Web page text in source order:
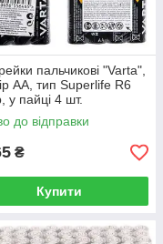
пальчикові "Varta",
AA, тип Superlife R6
у пайці 4 шт.
до відправки
₴
Купити